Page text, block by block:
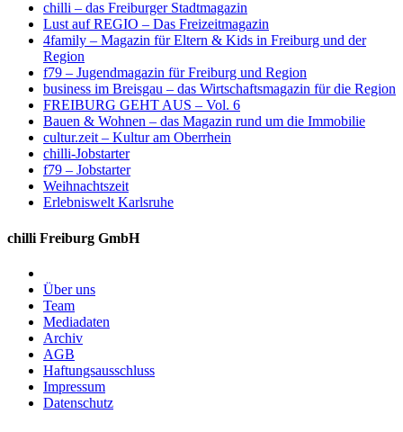
chilli – das Freiburger Stadtmagazin
Lust auf REGIO – Das Freizeitmagazin
4family – Magazin für Eltern & Kids in Freiburg und der
Region
f79 – Jugendmagazin für Freiburg und Region
business im Breisgau – das Wirtschaftsmagazin für die Region
FREIBURG GEHT AUS – Vol. 6
Bauen & Wohnen – das Magazin rund um die Immobilie
cultur.zeit – Kultur am Oberrhein
chilli-Jobstarter
f79 – Jobstarter
Weihnachtszeit
Erlebniswelt Karlsruhe
chilli Freiburg GmbH
Über uns
Team
Mediadaten
Archiv
AGB
Haftungsausschluss
Impressum
Datenschutz